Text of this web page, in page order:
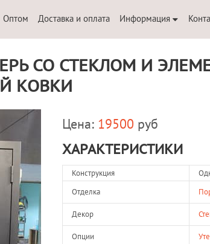
Оптом Доставка и оплата Информация
СО СТЕКЛОМ И
КОВКИ
Цена: 19500 руб
ХАРАКТЕРИСТИКИ
Конструкция
Отделка
Декор
Опции